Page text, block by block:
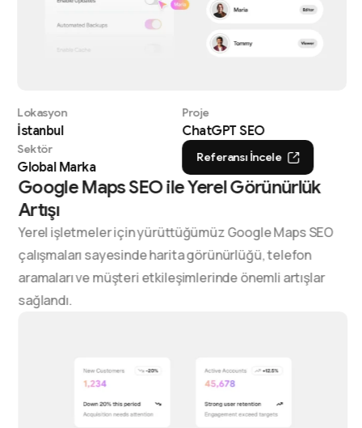
Lokasyon
İstanbul
Proje
ChatGPT SEO
Sektör
Global Marka
Referansı İncele
Google Maps SEO ile Yerel Görünürlük
Artışı
Yerel işletmeler için yürüttüğümüz Google Maps SEO
çalışmaları sayesinde harita görünürlüğü, telefon
aramaları ve müşteri etkileşimlerinde önemli artışlar
sağlandı.